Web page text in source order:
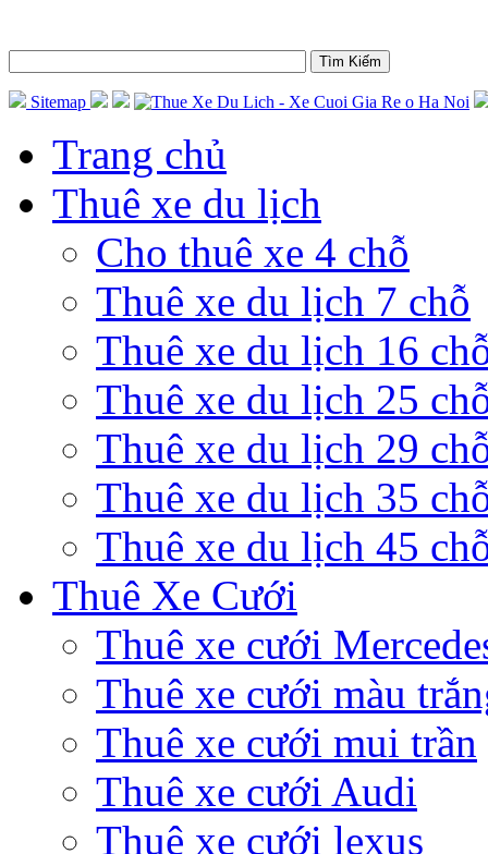
Sitemap
Trang chủ
Thuê xe du lịch
Cho thuê xe 4 chỗ
Thuê xe du lịch 7 chỗ
Thuê xe du lịch 16
Thuê xe du lịch 25
Thuê xe du lịch 29
Thuê xe du lịch 35
Thuê xe du lịch 45
Thuê Xe Cưới
Thuê xe cưới
Thuê xe cưới màu
Thuê xe cưới mui trần
Thuê xe cưới Audi
Thuê xe cưới lexus